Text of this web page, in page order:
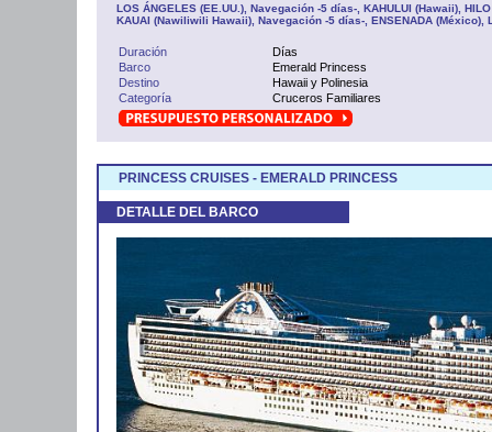
LOS ÁNGELES (EE.UU.), Navegación -5 días-, KAHULUI (Hawaii),
KAUAI (Nawiliwili Hawaii), Navegación -5 días-, ENSENADA (México),
Duración
Días
Barco
Emerald Princess
Destino
Hawaii y Polinesia
Categoría
Cruceros Familiares
PRINCESS CRUISES - EMERALD PRINCESS
DETALLE DEL BARCO